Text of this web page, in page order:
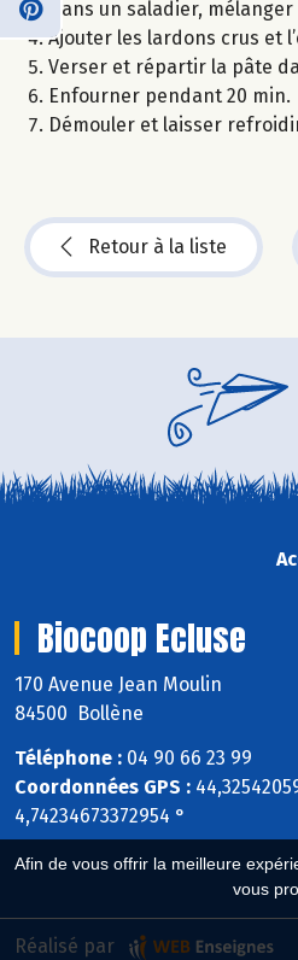
Afin de vous offrir la meilleure
vous
Dans un saladier,
Ajouter les lardons crus et
Verser et répartir la pâte
Enfourner pendant 20 min.
Démouler et laisser
Retour à la liste
Biocoop Ecluse
170 Avenue Jean Moulin
84500 Bollène
Téléphone : 04 90 66 23 99
Coordonnées GPS :
4,74234673372954 °
Réalisé par